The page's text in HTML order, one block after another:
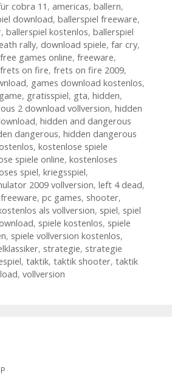
cobra 11 , americas, ballern,
download, ballerspiel freeware,
, ballerspiel kostenlos, ballerspiel
rally, download spiele, far cry,
free games online, freeware,
frets on fire, frets on fire 2009,
, games download kostenlos,
, gratisspiel, gta, hidden,
2 download vollversion, hidden
, hidden and dangerous
dangerous, hidden dangerous
, kostenlose spiele
spiele online, kostenloses
spiel, kriegsspiel,
2009 vollversion, left 4 dead,
, pc games, shooter,
als vollversion, spiel, spiel
, spiele kostenlos, spiele
, spiele vollversion kostenlos,
, strategie, strategie
, taktik, taktik shooter, taktik
, vollversion